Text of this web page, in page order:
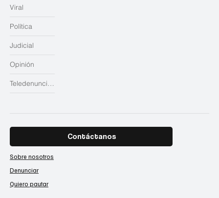
Judicial
Opinión
Teledenuncias
Viral
Política
Contáctanos
Sobre nosotros
Denunciar
Quiero pautar